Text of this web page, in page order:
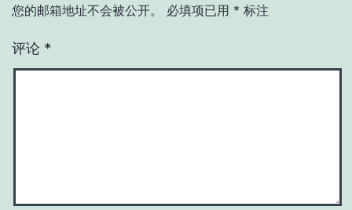
您的邮箱地址不会被公开。 必填项已用 * 标注
评论 *